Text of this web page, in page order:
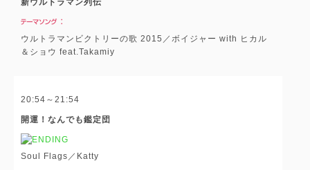
新ウルトラマン列伝
ウルトラマンビクトリーの歌 2015／ボイジャー with ヒカル
＆ショウ feat.Takamiy
20:54～21:54
開運！なんでも鑑定団
Soul Flags／Katty